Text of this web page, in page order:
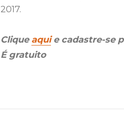
2017.
Clique aquie cadastre-se
É gratuito